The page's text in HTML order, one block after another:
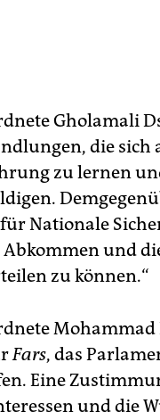
Gholamali
die sich
zu lernen
Nationale
und
zu können.“
Fars, das
Eine
und die